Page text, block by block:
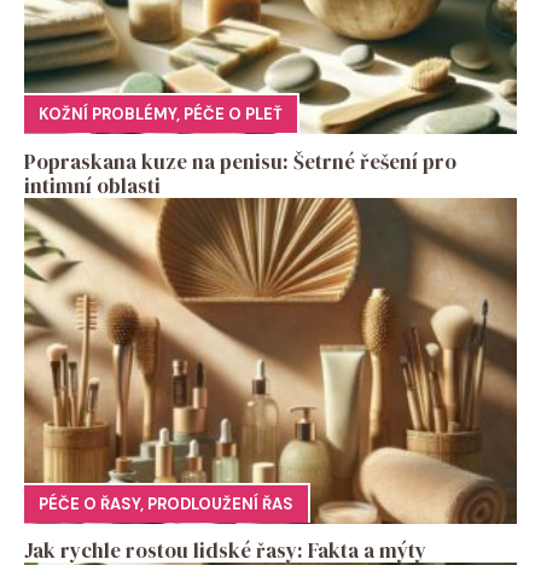
KOŽNÍ PROBLÉMY, PÉČE O PLEŤ
Popraskana kuze na penisu: Šetrné řešení pro
intimní oblasti
PÉČE O ŘASY, PRODLOUŽENÍ ŘAS
Jak rychle rostou lidské řasy: Fakta a mýty